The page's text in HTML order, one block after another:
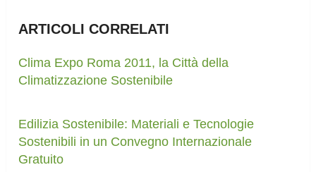
ARTICOLI CORRELATI
Clima Expo Roma 2011, la Città della
Climatizzazione Sostenibile
Edilizia Sostenibile: Materiali e Tecnologie
Sostenibili in un Convegno Internazionale
Gratuito